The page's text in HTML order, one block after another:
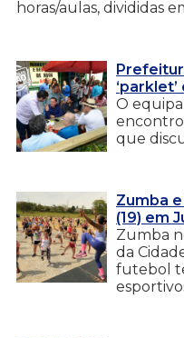
horas/aulas, divididas
O
que
Zumba
(19) em
Zumba
da
futebol